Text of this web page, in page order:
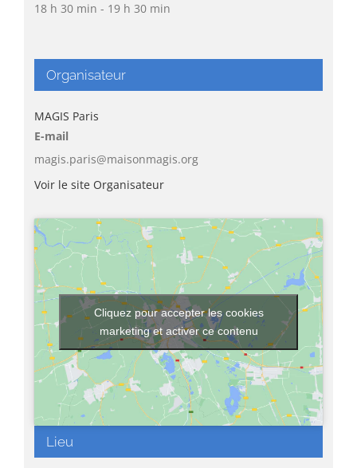
18 h 30 min - 19 h 30 min
Organisateur
MAGIS Paris
E-mail
magis.paris@maisonmagis.org
Voir le site Organisateur
Lieu
Cliquez pour accepter les cookies
marketing et activer ce contenu